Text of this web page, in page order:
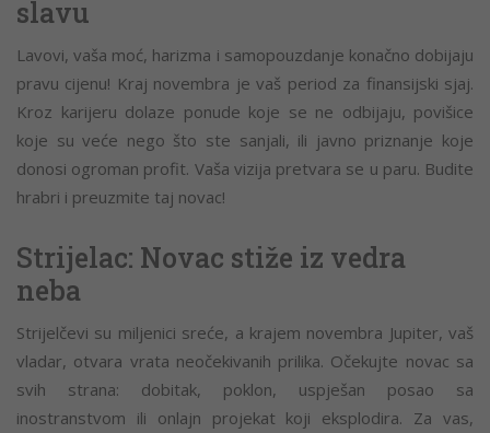
slavu
Lavovi, vaša moć, harizma i samopouzdanje konačno dobijaju
pravu cijenu! Kraj novembra je vaš period za finansijski sjaj.
Kroz karijeru dolaze ponude koje se ne odbijaju, povišice
koje su veće nego što ste sanjali, ili javno priznanje koje
donosi ogroman profit. Vaša vizija pretvara se u paru. Budite
hrabri i preuzmite taj novac!
Strijelac: Novac stiže iz vedra
neba
Strijelčevi su miljenici sreće, a krajem novembra Jupiter, vaš
vladar, otvara vrata neočekivanih prilika. Očekujte novac sa
svih strana: dobitak, poklon, uspješan posao sa
inostranstvom ili onlajn projekat koji eksplodira. Za vas,